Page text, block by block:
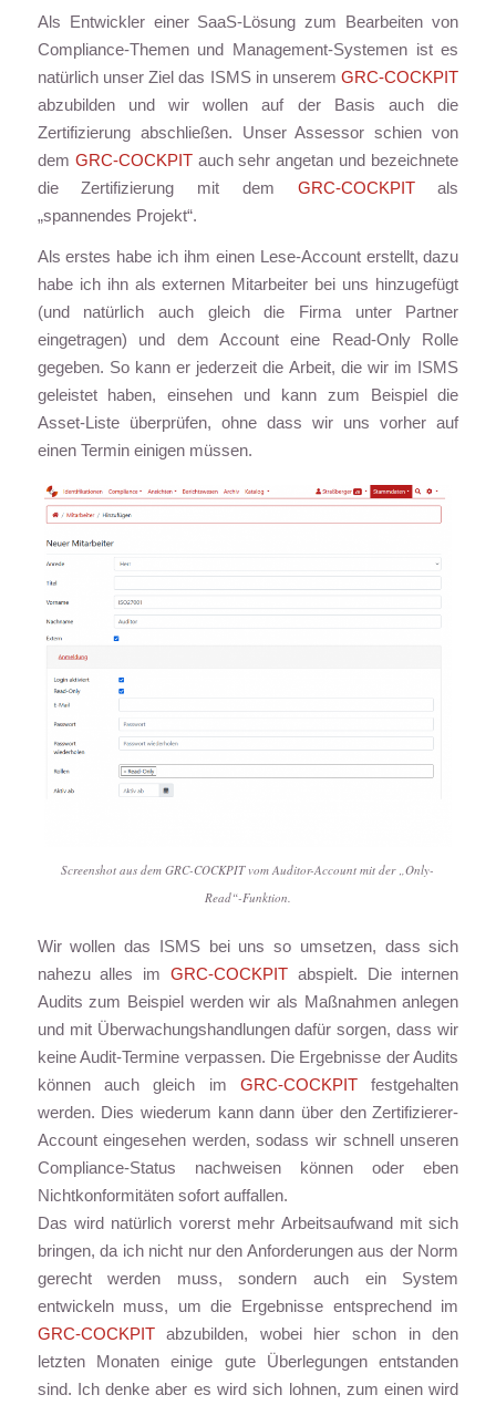
Als Entwickler einer SaaS-Lösung zum Bearbeiten von
Compliance-Themen und Management-Systemen ist es
natürlich unser Ziel das ISMS in unseremGRC-COCKPIT
abzubilden und wir wollen auf der Basis auch die
Zertifizierung abschließen. Unser Assessor schien von
dem GRC-COCKPITauch sehr angetan und bezeichnete
die Zertifizierung mit dem GRC-COCKPITals
„spannendes Projekt“.
Als erstes habe ich ihm einen Lese-Account erstellt, dazu
habe ich ihn als externen Mitarbeiter bei uns hinzugefügt
(und natürlich auch gleich die Firma unter Partner
eingetragen) und dem Account eine Read-Only Rolle
gegeben. So kann er jederzeit die Arbeit, die wir im ISMS
geleistet haben, einsehen und kann zum Beispiel die
Asset-Liste überprüfen, ohne dass wir uns vorher auf
einen Termin einigen müssen.
Screenshot aus dem GRC-COCKPIT vom Auditor-Account mit der „Only-
Read“-Funktion.
Wir wollen das ISMS bei uns so umsetzen, dass sich
nahezu alles im GRC-COCKPIT abspielt. Die internen
Audits zum Beispiel werden wir als Maßnahmen anlegen
und mit Überwachungshandlungen dafür sorgen, dass wir
keine Audit-Termine verpassen. Die Ergebnisse der Audits
können auch gleich imGRC-COCKPIT festgehalten
werden. Dies wiederum kann dann über den Zertifizierer-
Account eingesehen werden, sodass wir schnell unseren
Compliance-Status nachweisen können oder eben
Nichtkonformitäten sofort auffallen.
Das wird natürlich vorerst mehr Arbeitsaufwand mit sich
bringen, da ich nicht nur den Anforderungen aus der Norm
gerecht werden muss, sondern auch ein System
entwickeln muss, um die Ergebnisse entsprechend im
GRC-COCKPITabzubilden, wobei hier schon in den
letzten Monaten einige gute Überlegungen entstanden
sind. Ich denke aber es wird sich lohnen, zum einen wird